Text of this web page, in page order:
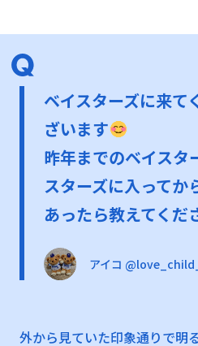
ベイスターズに来て
ざいます
昨年までのベイスタ
スターズに入ってか
あったら教えてくだ
アイコ
外から見ていた印象通りで明